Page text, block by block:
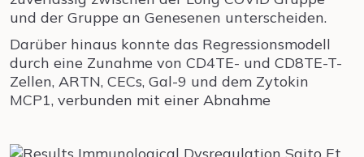
und der Gruppe an Genesenen unterscheiden.
Darüber hinaus konnte das Regressionsmodell
durch eine Zunahme von CD4TE- und CD8TE-T-
Zellen, ARTN, CECs, Gal-9 und dem Zytokin
MCP1, verbunden mit einer Abnahme